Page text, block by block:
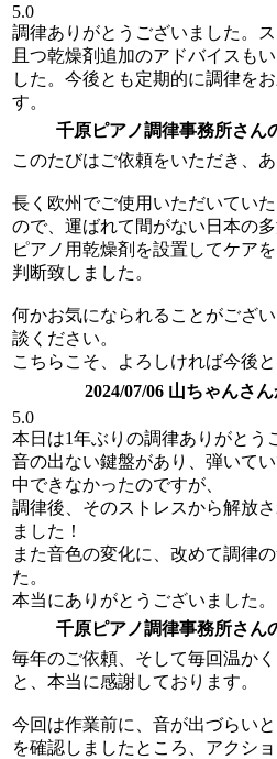
5.0
調律ありがとうございました。
且つ乾燥剤追加のアドバイスも
した。今後とも定期的に調律を
す。
千原ピアノ調律事務所さん
このたびはご依頼をいただき、
長く欧州でご使用いただいてい
ので、運ばれて間がない日本の
ピアノ用乾燥剤を設置してケア
判断致しました。
何かお気になられることがござ
談ください。
こちらこそ、よろしければ今後
2024/07/06 山ちゃんさ
5.0
本日は1年ぶりの調律ありがとう
音の出ない鍵盤があり、弾いて
中できなかったのですが、
調律後、そのストレスから解放
ました！
また音色の変化に、改めて調律
た。
本当にありがとうございました。
千原ピアノ調律事務所さん
毎年のご依頼、そして毎回温か
と、本当に感謝しております。
今回は作業前に、音が出づらい
を確認しましたところ、アクシ